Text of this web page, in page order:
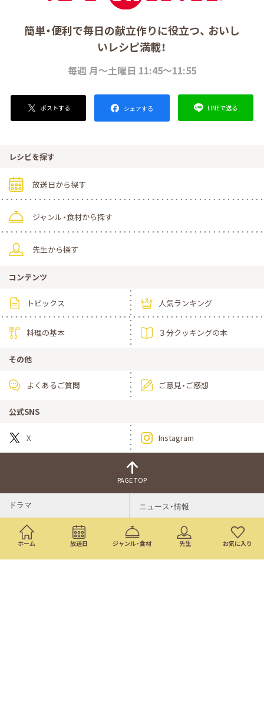
ホーム 放送日 ジャンル・食材 先生 お気に入り
簡単・便利で毎日の献立作りに役立つ、 おいし
いレシピ満載！
毎週 月～土曜日 11:45～11:55
ポストする シェアする LINEで送る
レシピを探す
放送日から探す
ジャンル・食材から探す
先生から探す
コンテンツ
トピックス 人気ランキング
料理の基本 ３分クッキングの本
その他
よくあるご質問 ご意見・ご感想
公式SNS
X Instagram
PAGE TOP
ドラマ ニュース・情報
バラエティ・音楽 映画
スポーツ アニメ